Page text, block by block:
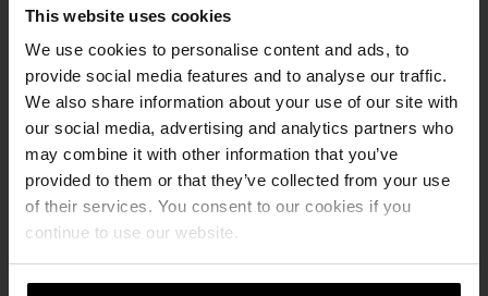
This website uses cookies
We use cookies to personalise content and ads, to
provide social media features and to analyse our traffic.
We also share information about your use of our site with
our social media, advertising and analytics partners who
may combine it with other information that you’ve
provided to them or that they’ve collected from your use
of their services. You consent to our cookies if you
continue to use our website.
und Passgenauigkeit bis ins Detail.
Motio is the linear ceramic facade system for
architecture with clarity. Design shaped by line,
rhythm and depth meets precise geometry,
modular grid logic and an exact fit down to the
last detail.
MEHR ERFAHREN